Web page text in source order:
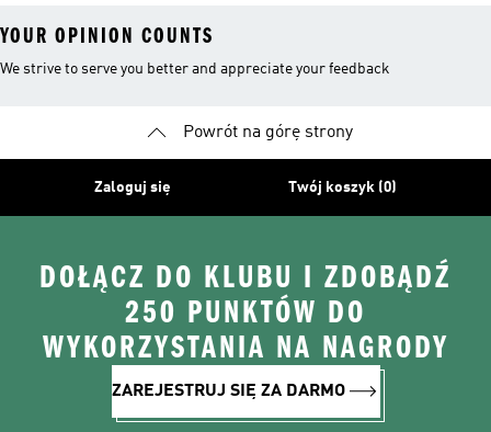
YOUR OPINION COUNTS
We strive to serve you better and appreciate your feedback
Powrót na górę strony
Zaloguj się Twój koszyk (0)
DOŁĄCZ DO KLUBU I ZDOBĄDŹ
250 PUNKTÓW DO
WYKORZYSTANIA NA NAGRODY
ZAREJESTRUJ SIĘ ZA DARMO